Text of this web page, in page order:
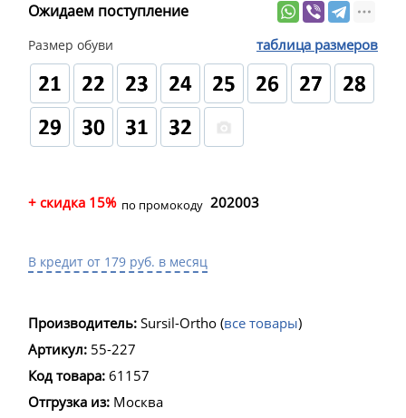
Ожидаем поступление
Размер обуви таблица размеров
+ скидка 15% по промокоду 202003
В кредит от 179 руб. в месяц
Производитель: Sursil-Ortho (все товары)
Артикул: 55-227
Код товара: 61157
Отгрузка из: Москва